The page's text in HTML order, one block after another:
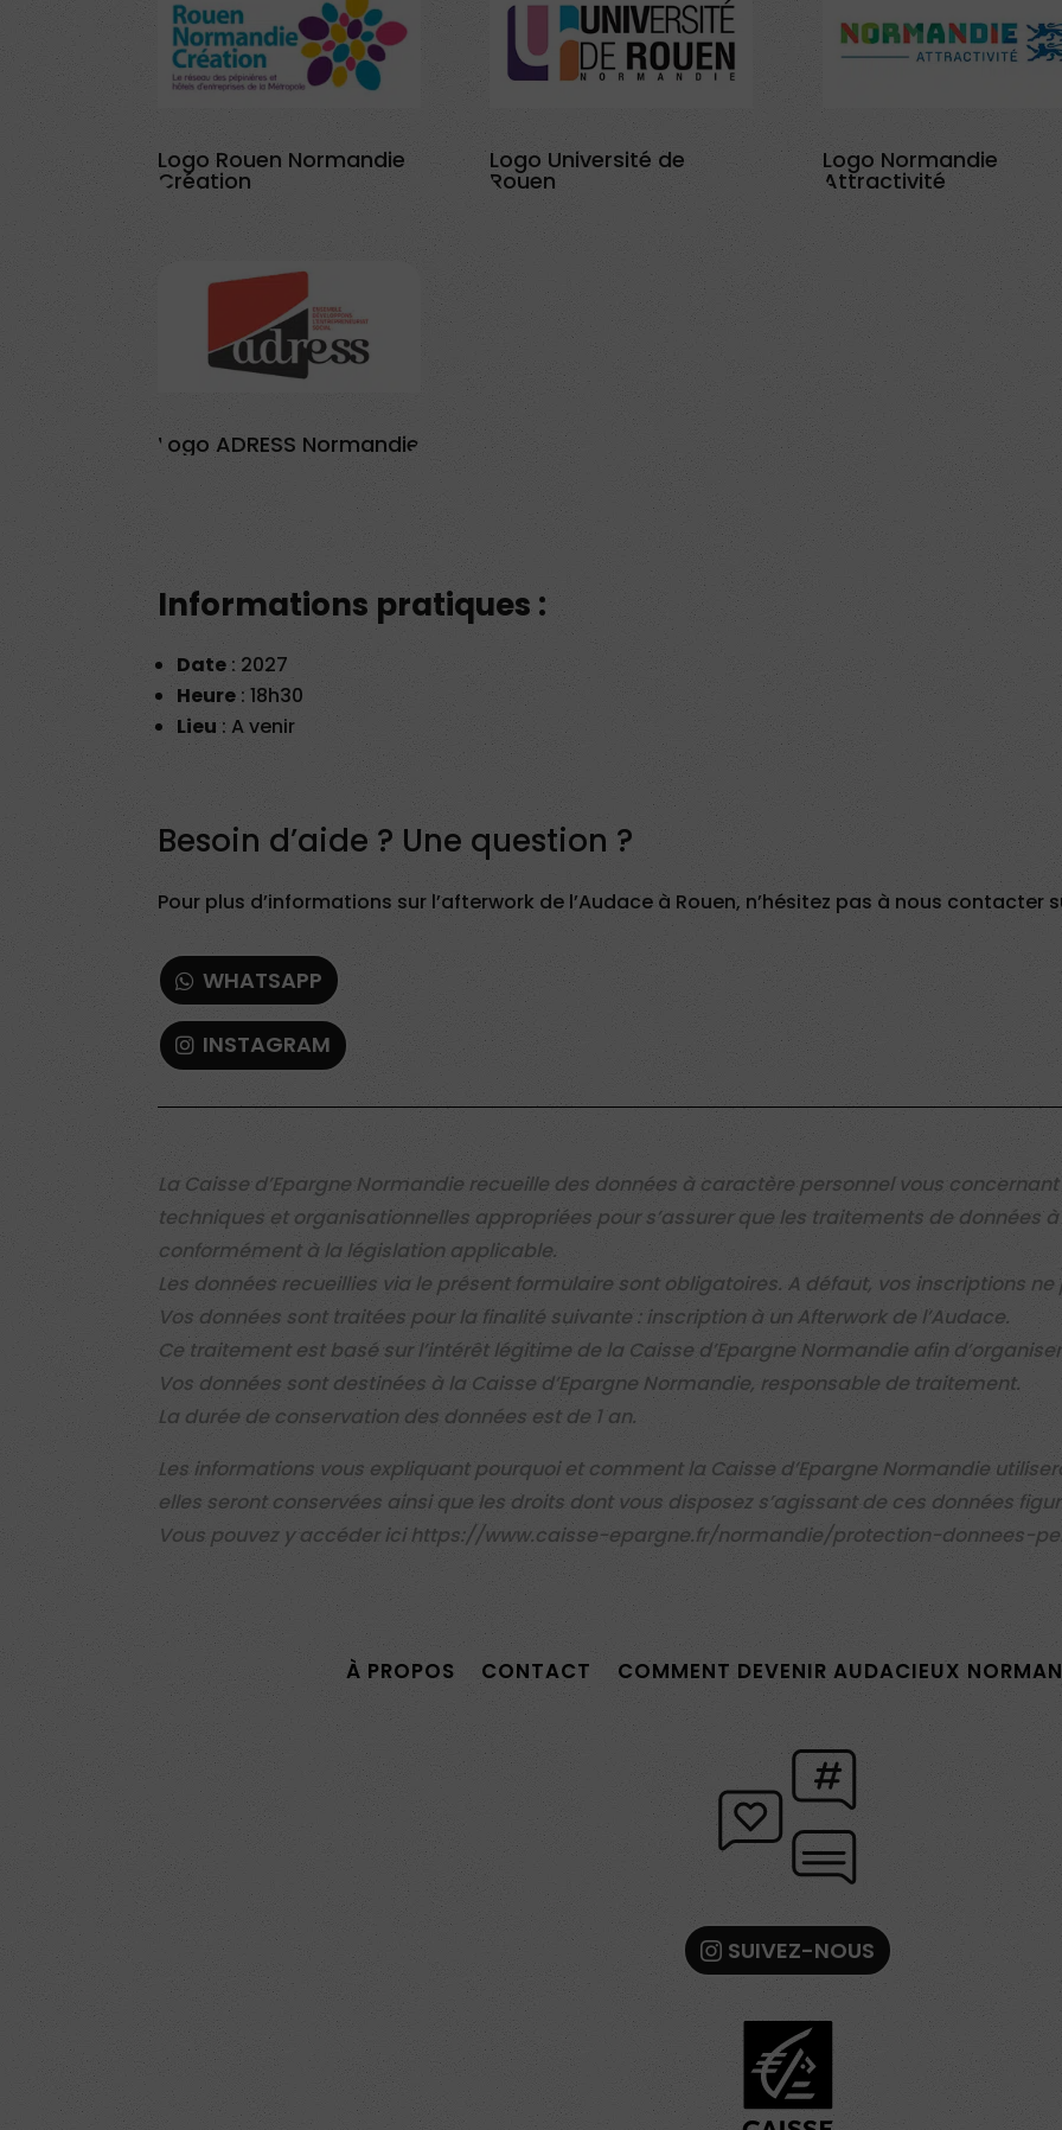
Logo Rouen Normandie
Création
Logo Université de
Rouen
Logo Normandie
Attractivité
Logo ADRESS Normandie
Informations pratiques :
Date: 2027
Heure: 18h30
Lieu: A venir
Besoin d’aide ? Une question ?
Pour plus d’informations sur l’afterwork de l’Audace à Rouen, n’hésitez pas à nous contacter
WHATSAPP
INSTAGRAM
La Caisse d’Epargne Normandie recueille des données à caractère personnel vous
techniques et organisationnelles appropriées pour s’assurer que les traitements de données
conformément à la législation applicable.
Les données recueillies via le présent formulaire sont obligatoires. A défaut, vos inscriptions
Vos données sont traitées pour la finalité suivante : inscription à un Afterwork de l’Audace.
Ce traitement est basé sur l’intérêt légitime de la Caisse d’Epargne Normandie afin
Vos données sont destinées à la Caisse d’Epargne Normandie, responsable de traitement.
La durée de conservation des données est de 1 an.
Les informations vous expliquant pourquoi et comment la Caisse d’Epargne Normandie
elles seront conservées ainsi que les droits dont vous disposez s’agissant de ces données
Vous pouvez y accéder icihttps://www.caisse-epargne.fr/normandie/protection-donnees-
À PROPOS CONTACT COMMENT DEVENIR AUDACIEUX
SUIVEZ-NOUS